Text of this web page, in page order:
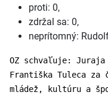
proti: 0,
zdržal sa: 0,
neprítomný:
OZ schvaľuje:
Františka Tuleca za
mládež, kultúru a